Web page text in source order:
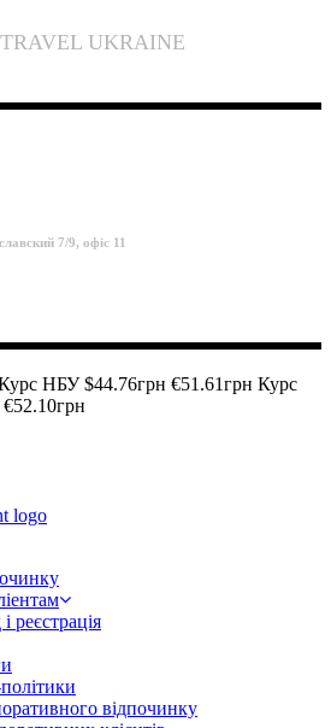
UKRAINE
7/9, офіс 11
НБУ $44.76грн €51.61грн Курс
реєстрація
відпочинку